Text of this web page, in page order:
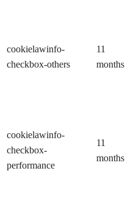
cookielawinfo-
checkbox-others
11
months
cookielawinfo-
checkbox-
performance
11
months